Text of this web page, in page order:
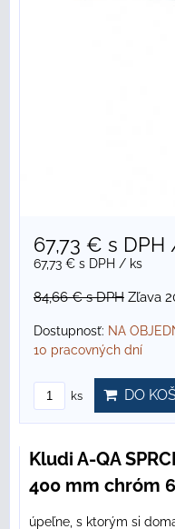
67,73 € s DPH
67,73 € s DPH / ks
84,66 €s DPH Zľava
Dostupnosť: NA
10 pracovných dní
ks DO
Kludi A-QA
400 mm chróm
úpeľne, s ktorým si